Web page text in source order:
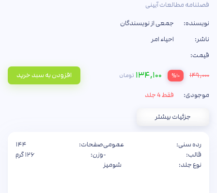
فصلنامه مطالعات آیینی
نویسنده:
جمعی از نویسندگان
ناشر:
احیاء امر
قیمت:
۱۴۹,۰۰۰ %۱۰ ۱۳۴,۱۰۰ تومان افزودن به سبد خرید
موجودی: فقط 4 جلد
جزئیات بیشتر
رده سنی:
عمومی
قالب:
-
نوع جلد:
شومیز
صفحات:
۱۴۴
وزن:
۱۲۶ گرم